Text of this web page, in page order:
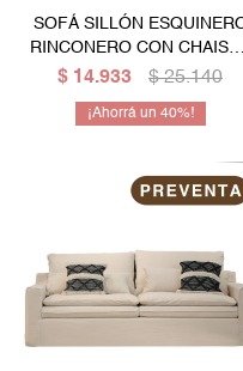
SOFÁ SILLÓN
RINCONERO CON CHAISE -
Gris
$ 14.933 $ 25.140
40